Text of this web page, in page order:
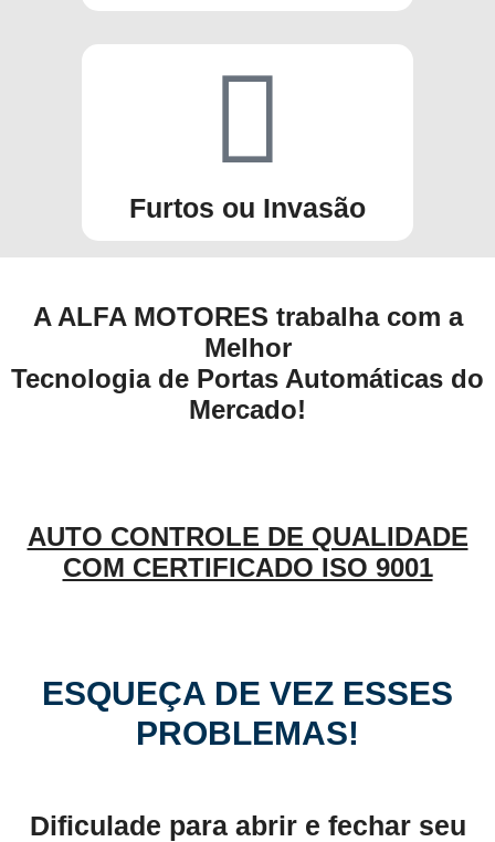
Furtos ou Invasão
A ALFA MOTORES trabalha com a
Melhor
Tecnologia de Portas Automáticas do
Mercado!
AUTO CONTROLE DE QUALIDADE
COM CERTIFICADO ISO 9001
ESQUEÇA DE VEZ ESSES
PROBLEMAS!
Dificulade para abrir e fechar seu